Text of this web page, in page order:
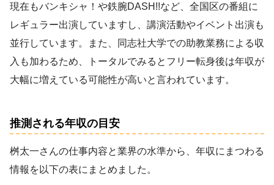
現在もバンキシャ！や鉄腕DASH!!など、全国区の番組に
レギュラー出演していますし、講演活動やイベント出演も
並行しています。また、同志社大学での助教業務による収
入も加わるため、トータルでみるとフリー転身後は年収が
大幅に増えている可能性が高いと言われています。
推測される年収の目安
桝太一さんの仕事内容と業界の水準から、年収にまつわる
情報を以下の表にまとめました。